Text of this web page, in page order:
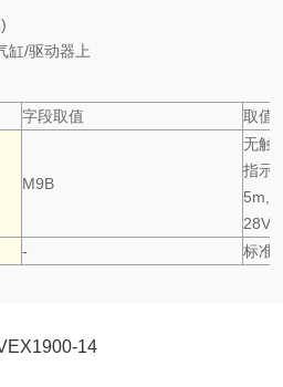
缸/驱动器上
字段取值 取值
M9B
无触
指示
5m,
28V)
-
标准
14